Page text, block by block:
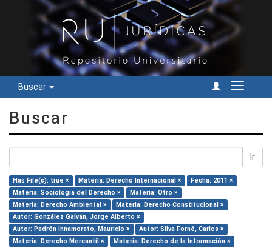
Buscar
Cambiar
Buscar
Ir
Has File(s): true × Materia: Derecho Internacional ×
Fecha: 2011 ×
Materia: Sociología del Derecho ×
Materia: Otro ×
Materia: Derecho Ambiental ×
Materia: Derecho Constitucional ×
Autor: González Galván, Jorge Alberto ×
Autor: Padrón Innamorato, Mauricio ×
Autor: Silva Forné, Carlos ×
Materia: Derecho Mercantil ×
Materia: Derecho de la Información ×